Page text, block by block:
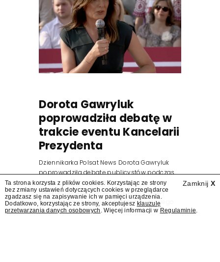
Dorota Gawryluk
poprowadziła debatę w
trakcie eventu Kancelarii
Prezydenta
Dziennikarka Polsat News Dorota Gawryluk
poprowadziła debatę publicystów podczas
zorganizowanego przez Kancelarię
Prezydenta wydarzenia z okazji pierwszej
rocznicy zaprzysiężenia Karola Nawrockiego
na prezydenta.
Zamknij X
Ta strona korzysta z plików cookies. Korzystając ze strony
bez zmiany ustawień dotyczących cookies w przeglądarce
zgadzasz się na zapisywanie ich w pamięci urządzenia.
Dodatkowo, korzystając ze strony, akceptujesz klauzulę
przetwarzania danych osobowych . Więcej informacji w Regulaminie.